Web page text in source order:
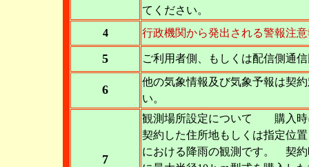
てください。
4
行政機関から発出される警報注
5 ご利用者側、もしくは配信側通
6
他の気象情報及び気象予報は契
い。
7
観測場所設定について 購入時
契約した住所地もしくは指定位
における降雨の観測です。 契